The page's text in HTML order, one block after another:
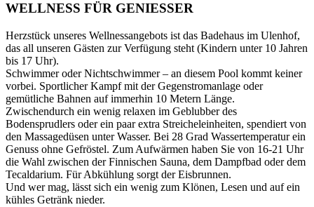
WELLNESS FÜR GENIESSER
Herzstück unseres Wellnessangebots ist das Badehaus im Ulenhof,
das all unseren Gästen zur Verfügung steht (Kindern unter 10 Jahren
bis 17 Uhr).
Schwimmer oder Nichtschwimmer – an diesem Pool kommt keiner
vorbei. Sportlicher Kampf mit der Gegenstromanlage oder
gemütliche Bahnen auf immerhin 10 Metern Länge.
Zwischendurch ein wenig relaxen im Geblubber des
Bodensprudlers oder ein paar extra Streicheleinheiten, spendiert von
den Massagedüsen unter Wasser. Bei 28 Grad Wassertemperatur ein
Genuss ohne Gefröstel. Zum Aufwärmen haben Sie von 16-21 Uhr
die Wahl zwischen der Finnischen Sauna, dem Dampfbad oder dem
Tecaldarium. Für Abkühlung sorgt der Eisbrunnen.
Und wer mag, lässt sich ein wenig zum Klönen, Lesen und auf ein
kühles Getränk nieder.